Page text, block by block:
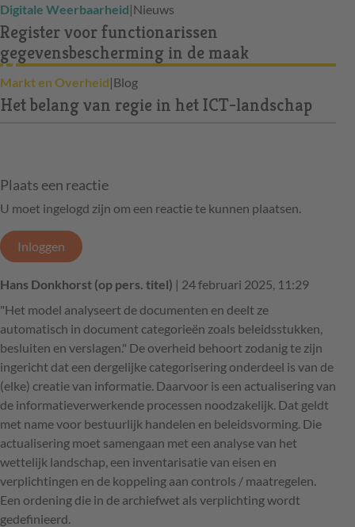
Digitale Weerbaarheid|Nieuws
Register voor functionarissen
gegevensbescherming in de maak
Markt en Overheid|Blog
Het belang van regie in het ICT-landschap
Plaats een reactie
U moet ingelogd zijn om een reactie te kunnen plaatsen.
Inloggen
Hans Donkhorst (op pers. titel) | 24 februari 2025, 11:29
"Het model analyseert de documenten en deelt ze
automatisch in document categorieën zoals beleidsstukken,
besluiten en verslagen." De overheid behoort zodanig te zijn
ingericht dat een dergelijke categorisering onderdeel is van de
(elke) creatie van informatie. Daarvoor is een actualisering van
de informatieverwerkende processen noodzakelijk. Dat geldt
met name voor bestuurlijk handelen en beleidsvorming. Die
actualisering moet samengaan met een analyse van het
wettelijk landschap, een inventarisatie van eisen en
verplichtingen en de koppeling aan controls / maatregelen.
Een ordening die in de archiefwet als verplichting wordt
gedefinieerd.